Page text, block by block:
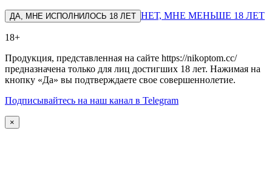
ДА, МНЕ ИСПОЛНИЛОСЬ 18 ЛЕТ НЕТ, МНЕ МЕНЬШЕ 18 ЛЕТ
18+
Продукция, представленная на сайте https://nikoptom.cc/
предназначена только для лиц достигших 18 лет. Нажимая на
кнопку «Да» вы подтверждаете свое совершеннолетие.
Подписывайтесь на наш канал в Telegram
×